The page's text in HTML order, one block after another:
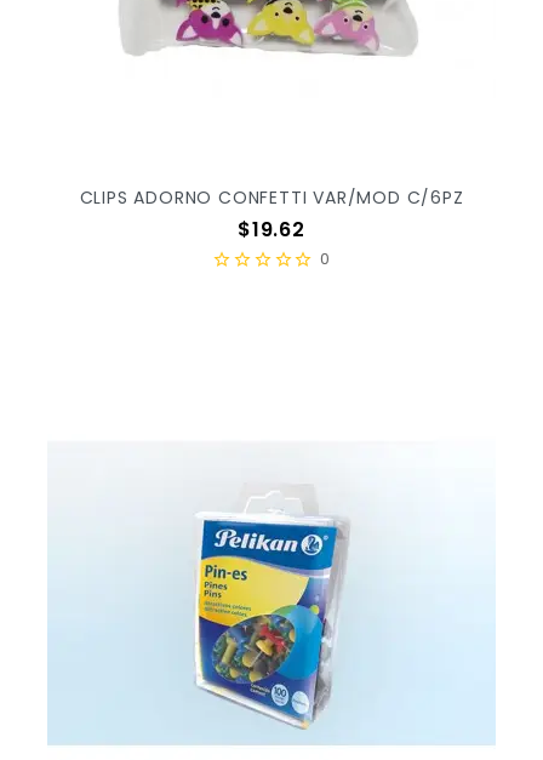
CLIPS ADORNO CONFETTI VAR/MOD C/6PZ
Precio
$19.62
0